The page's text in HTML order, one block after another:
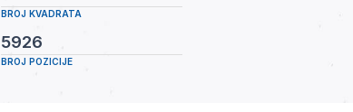
BROJ KVADRATA
BROJ POZICIJE
5926